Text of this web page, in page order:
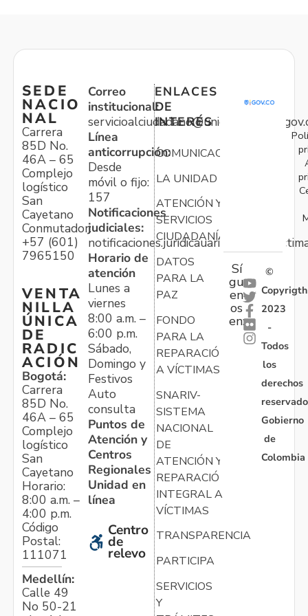
SEDE
NACIO
NAL
Carrera
85D No.
46A – 65
Complejo
logístico
San
Cayetano
Conmutador:
+57 (601)
7965150
VENTA
NILLA
ÚNICA
DE
RADIC
ACIÓN
Bogotá:
Carrera
85D No.
46A – 65
Complejo
logístico
San
Cayetano
Horario:
8:00 a.m. –
4:00 p.m.
Código
Postal:
111071
Medellín:
Calle 49
No 50-21
Correo
institucional:
Línea
anticorrupción:
Desde
móvil o fijo:
157
Notificaciones
judiciales:
Horario de
atención
Lunes a
viernes
8:00 a.m. –
6:00 p.m.
Sábado,
Domingo y
Festivos
Auto
consulta
Puntos de
Atención y
Centros
Regionales
Unidad en
línea
Centro
de
relevo
ENLACES
DE
INTERÉS
COMUNICACIONES
LA UNIDAD
ATENCIÓN Y
SERVICIOS
CIUDADANÍA
DATOS
PARA LA
PAZ
FONDO
PARA LA
REPARACIÓN
A VÍCTIMAS
SNARIV-
SISTEMA
NACIONAL
DE
ATENCIÓN Y
REPARACIÓN
INTEGRAL A
VÍCTIMAS
TRANSPARENCIA
PARTICIPA
SERVICIOS
Y
Sí
gu
en
os
en:
©
Copyrigth
2023
-
Todos
los
derechos
Gobierno
de
Colombia